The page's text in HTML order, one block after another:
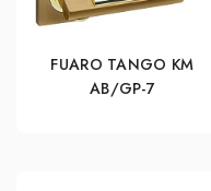
FUARO TANGO KM
AB/GP-7